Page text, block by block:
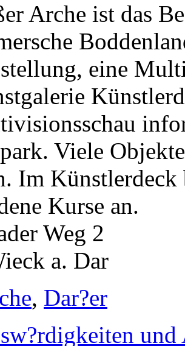
Arche ist das
eine
Viele
Im
Kurse an.
Weg 2
a. Dar
, Dar?er